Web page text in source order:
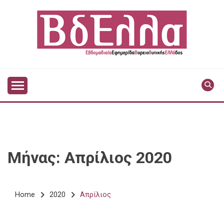
VDELLA
Μήνας: Απρίλιος 2020
Home 2020 Απρίλιος